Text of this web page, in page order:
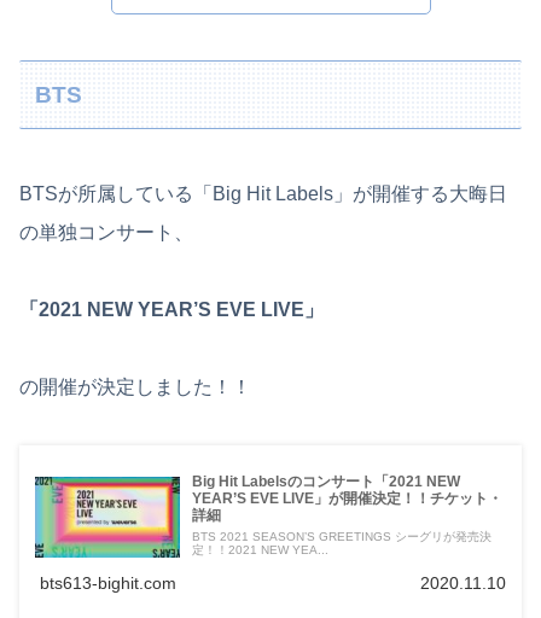
BTS
BTSが所属している「Big Hit Labels」が開催する大晦日
の単独コンサート、
「2021 NEW YEAR’S EVE LIVE」
の開催が決定しました！！
Big Hit Labelsのコンサート「2021 NEW
YEAR’S EVE LIVE」が開催決定！！チケット・
詳細
BTS 2021 SEASON’S GREETINGS シーグリが発売決
定！！2021 NEW YEA...
bts613-bighit.com 2020.11.10